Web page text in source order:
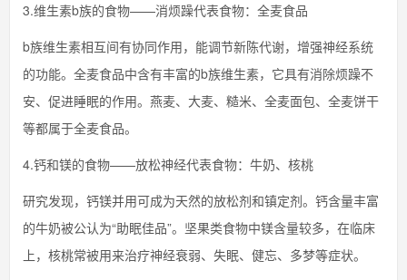
3.维生素b族的食物——消烦躁代表食物：全麦食品
b族维生素相互间有协同作用，能调节新陈代谢，增强神经系统
的功能。全麦食品中含有丰富的b族维生素，它具有消除烦躁不
安、促进睡眠的作用。燕麦、大麦、糙米、全麦面包、全麦饼干
等都属于全麦食品。
4.钙和镁的食物——放松神经代表食物：牛奶、核桃
研究发现，钙镁并用可成为天然的放松剂和镇定剂。钙含量丰富
的牛奶被公认为“助眠佳品”。坚果类食物中镁含量较多，在临床
上，核桃常被用来治疗神经衰弱、失眠、健忘、多梦等症状。